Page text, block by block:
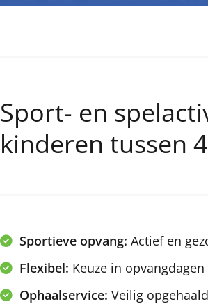
Sport- en
kinderen tussen
Sportieve opvang: Actief en
Flexibel: Keuze in
Ophaalservice: Veilig